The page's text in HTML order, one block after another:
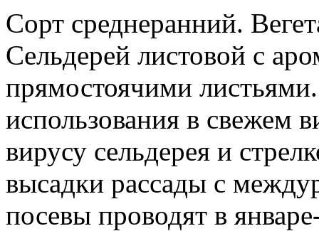
Сорт среднеранний.
Сельдерей листовой с
прямостоячими
использования в свежем
вирусу сельдерея и
высадки рассады с
посевы проводят в